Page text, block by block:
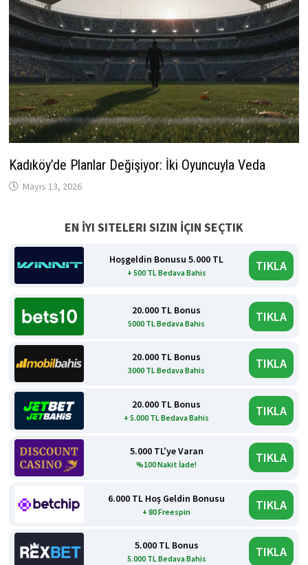
Kadıköy’de Planlar Değişiyor: İki Oyuncuyla Veda
Mayıs 13, 2026
EN İYI SITELERI SIZIN İÇIN SEÇTIK
Hoşgeldin Bonusu 5.000 TL
+ 500 TL Bedava Bahis TIKLA
20.000 TL Bonus
5000 TL Bedava Bahis TIKLA
20.000 TL Bonus
3000 TL Bedava Bahis TIKLA
20.000 TL Bonus
+ 5.000 TL Bedava Bahis TIKLA
5.000 TL'ye Varan
%100 Nakit İade! TIKLA
6.000 TL Hoş Geldin Bonusu
+ 80 Freespin TIKLA
5.000 TL Bonus
5.000 TL Bedava Bahis TIKLA